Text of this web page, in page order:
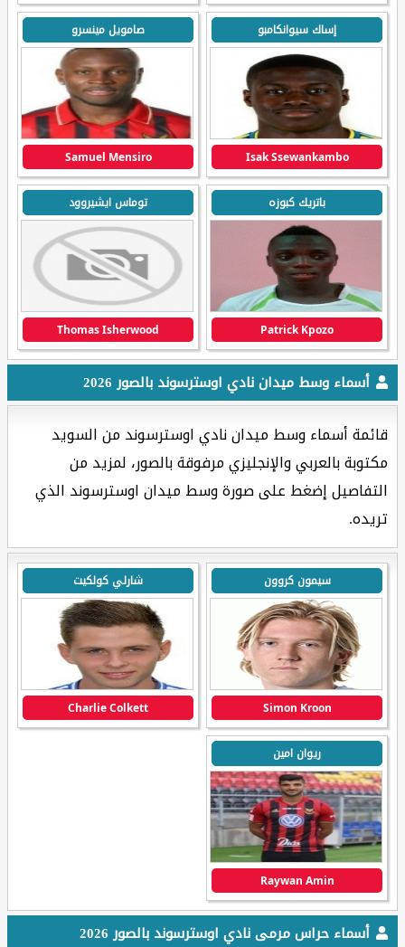
إساك سيوانكامبو
Isak Ssewankambo
صامويل مينسرو
Samuel Mensiro
باتريك كبوزه
Patrick Kpozo
توماس ايشيروود
Thomas Isherwood
أسماء وسط ميدان نادي اوسترسوند بالصور 2026
قائمة أسماء وسط ميدان نادي اوسترسوند من السويد
مكتوبة بالعربي والإنجليزي مرفوقة بالصور، لمزيد من
التفاصيل إضغط على صورة وسط ميدان اوسترسوند الذي
تريده.
سيمون كروون
Simon Kroon
شارلي كولكيت
Charlie Colkett
ريوان امين
Raywan Amin
أسماء حراس مرمى نادي اوسترسوند بالصور 2026